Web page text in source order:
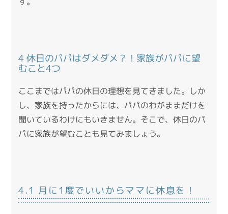
4 休日のパパはダメダメ？！家族がパパに望
むこと4つ
ここまではパパの休日の理想を見てきました。しか
し、家族を持ったからには、パパのわがままだけを
聞いているわけにもいきません。そこで、休日のパ
パに家族が望むことも見てみましょう。
4.1 月に1度でいいからママに休息を！